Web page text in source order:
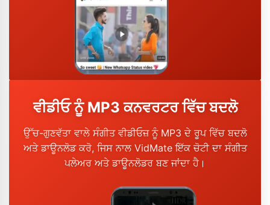
ਵੀਡੀਓ ਨੂੰ MP3 ਕਨਵਰਟਰ ਵਿੱਚ ਬਦਲੋ
ਉੱਚ-ਗੁਣਵੱਤਾ ਵਾਲੇ ਸੰਗੀਤ ਵੀਡੀਓਜ਼ ਨੂੰ MP3 ਦੇ ਰੂਪ ਵਿੱਚ ਬਦਲੋ
ਅਤੇ ਡਾਊਨਲੋਡ ਕਰੋ, ਜਿਸ ਨਾਲ VidMate ਇੱਕ ਚੋਟੀ ਦਾ ਸੰਗੀਤ
ਪਲੇਅਰ ਅਤੇ ਡਾਊਨਲੋਡਰ ਬਣ ਜਾਂਦਾ ਹੈ।